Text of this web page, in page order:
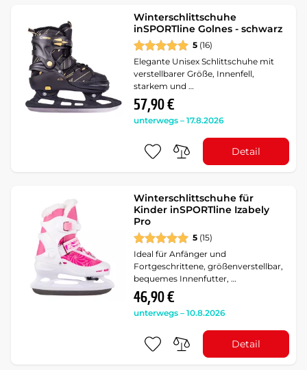
Winterschlittschuhe
inSPORTline Golnes - schwarz
5 (16)
Elegante Unisex Schlittschuhe mit
verstellbarer Größe, Innenfell,
starkem und …
57,90 €
unterwegs – 17.8.2026
Detail
Winterschlittschuhe für
Kinder inSPORTline Izabely
Pro
5 (15)
Ideal für Anfänger und
Fortgeschrittene, größenverstellbar,
bequemes Innenfutter, …
46,90 €
unterwegs – 10.8.2026
Detail